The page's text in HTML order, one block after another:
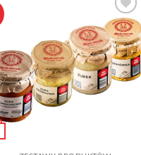
Dodaj do
ulubionych